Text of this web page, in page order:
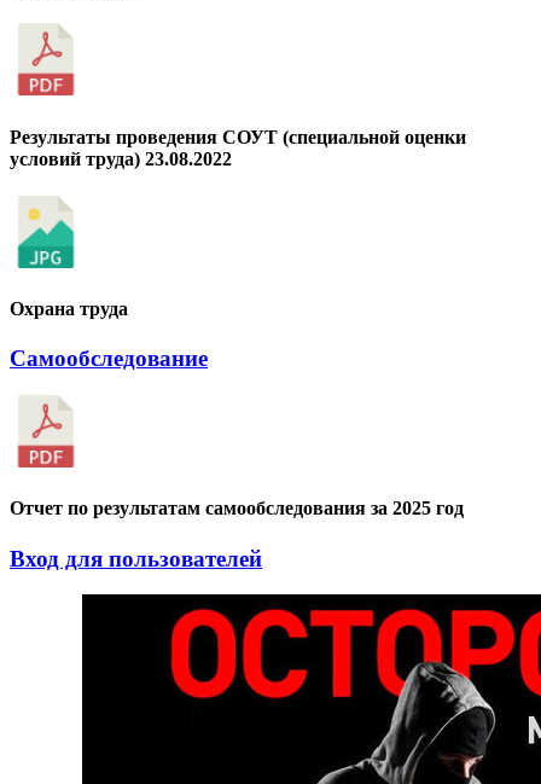
Результаты проведения СОУТ (специальной оценки
условий труда) 23.08.2022
Охрана труда
Самообследование
Отчет по результатам самообследования за 2025 год
Вход для пользователей